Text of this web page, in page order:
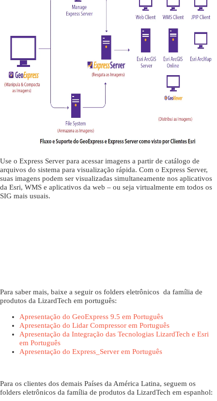
Use o Express Server para acessar imagens a partir de catálogo de
arquivos do sistema para visualização rápida. Com o Express Server,
suas imagens podem ser visualizadas simultaneamente nos aplicativos
da Esri, WMS e aplicativos da web – ou seja virtualmente em todos os
SIG mais usuais.
Para saber mais, baixe a seguir os folders eletrônicos da família de
produtos da LizardTech em português:
Apresentação do GeoExpress 9.5 em Português
Apresentação do Lidar Compressor em Português
Apresentação da Integração das Tecnologias LizardTech e Esri
em Português
Apresentação do Express_Server em Português
Para os clientes dos demais Países da América Latina, seguem os
folders eletrônicos da família de produtos da LizardTech em espanhol: